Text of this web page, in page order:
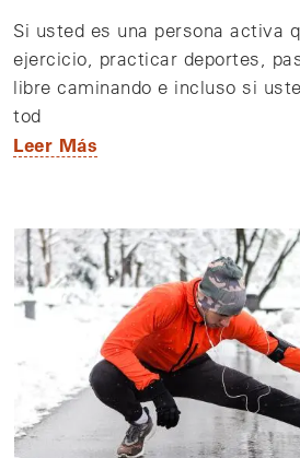
Si usted es una persona activa
ejercicio, practicar deportes,
libre caminando e incluso si
tod
Leer Más